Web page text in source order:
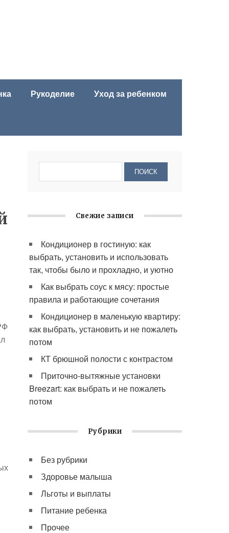
Рукоделие Уход за ребенком
Свежие записи
Кондиционер в гостиную: как
выбрать, установить и использовать
так, чтобы было и прохладно, и уютно
Как выбрать соус к мясу: простые
правила и работающие сочетания
Кондиционер в маленькую квартиру:
как выбрать, установить и не пожалеть
потом
КТ брюшной полости с контрастом
Приточно-вытяжные установки
Breezart: как выбрать и не пожалеть
потом
Рубрики
Без рубрики
Здоровье малыша
Льготы и выплаты
Питание ребенка
Прочее